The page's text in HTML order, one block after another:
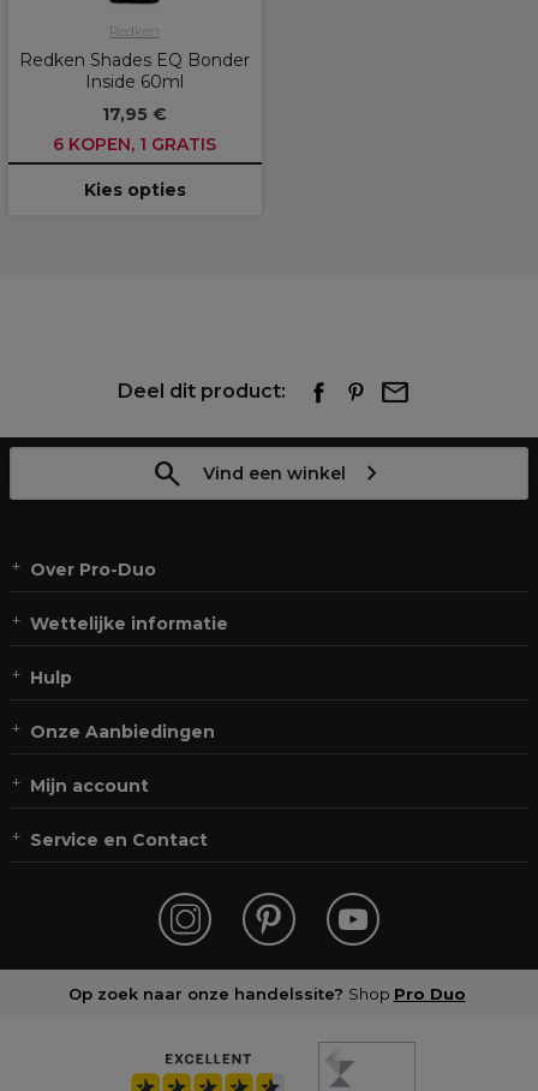
Redken
Redken Shades EQ Bonder
Inside 60ml
17,95 €
6 KOPEN, 1 GRATIS
Kies opties
Deel dit product:
Vind een winkel
Over Pro-Duo
Wettelijke informatie
Hulp
Onze Aanbiedingen
Mijn account
Service en Contact
Op zoek naar onze handelssite? Shop Pro Duo